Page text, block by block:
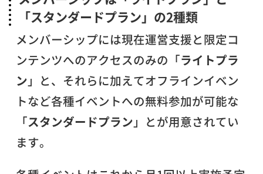
「スタンダードプラン」の2種類
メンバーシップには現在運営支援と限定コ
ンテンツへのアクセスのみの「ライトプラ
ン 」と、それらに加えてオフラインイベン
トなど各種イベントへの無料参加が可能な
「スタンダードプラン 」とが用意されてい
ます。